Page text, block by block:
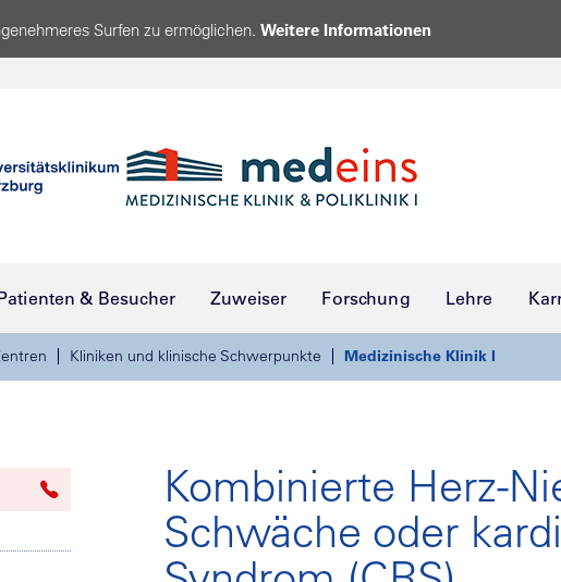
Surfen zu ermöglichen. Weitere Informationen
& Besucher Zuweiser Forschung Lehre
Kliniken und klinische Schwerpunkte Medizinische Klinik I
Kombinierte Herz-
Schwäche oder